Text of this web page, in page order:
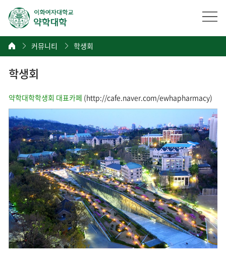
커뮤니티 학생회
학생회
약학대학학생회 대표카페 (http://cafe.naver.com/ewhapharmacy)